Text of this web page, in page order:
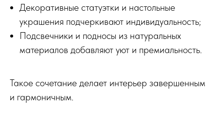
Декоративные статуэтки и настольные
украшения подчеркивают индивидуальность;
Подсвечники и подносы из натуральных
материалов добавляют уют и премиальность.
Такое сочетание делает интерьер завершенным
и гармоничным.